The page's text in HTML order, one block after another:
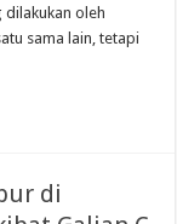
dilakukan oleh
sama lain, tetapi
di